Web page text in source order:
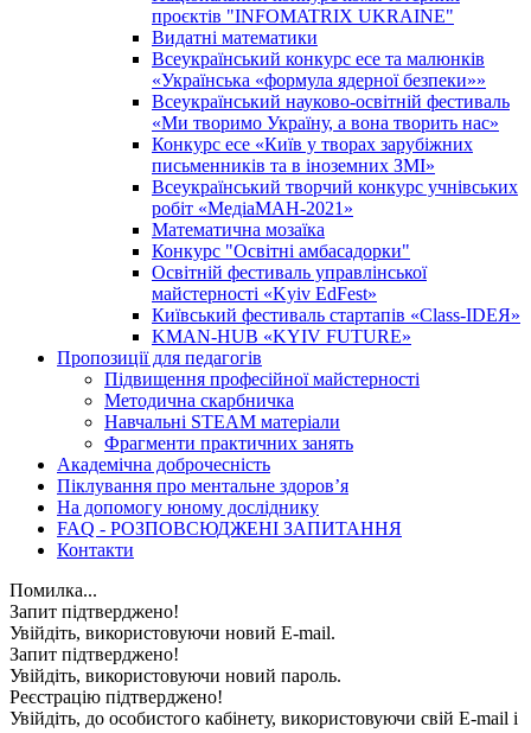
проєктів "INFOMATRIX UKRAINE"
Видатні математики
Всеукраїнський конкурс есе та малюнків
«Українська «формула ядерної безпеки»»
Всеукраїнський науково-освітній фестиваль
«Ми творимо Україну, а вона творить нас»
Конкурс есе «Київ у творах зарубіжних
письменників та в іноземних ЗМІ»
Всеукраїнський творчий конкурс учнівських
робіт «МедіаМАН-2021»
Математична мозаїка
Конкурс "Освітні амбасадорки"
Освітній фестиваль управлінської
майстерності «Kyiv EdFest»
Київський фестиваль стартапів «Class-IDEЯ»
KMAN-HUB «KYIV FUTURE»
Пропозиції для педагогів
Підвищення професійної майстерності
Методична скарбничка
Навчальні STEAM матеріали
Фрагменти практичних занять
Академічна доброчесність
Піклування про ментальне здоровʼя
На допомогу юному досліднику
FAQ - РОЗПОВСЮДЖЕНІ ЗАПИТАННЯ
Контакти
Помилка...
Запит підтверджено!
Увійдіть, використовуючи новий E-mail.
Запит підтверджено!
Увійдіть, використовуючи новий пароль.
Реєстрацію підтверджено!
Увійдіть, до особистого кабінету, використовуючи свій E-mail і